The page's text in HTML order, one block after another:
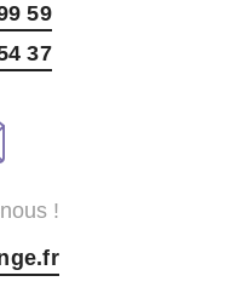
59
37
!